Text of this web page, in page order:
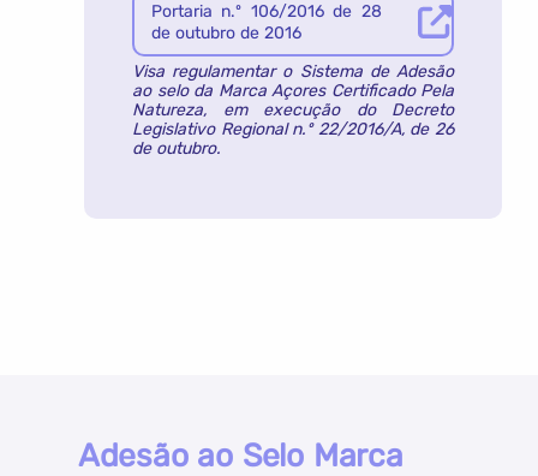
Portaria n.º 106/2016 de 28
de outubro de 2016
Visa regulamentar o Sistema de Adesão
ao selo da Marca Açores Certificado Pela
Natureza, em execução do Decreto
Legislativo Regional n.º 22/2016/A, de 26
de outubro.
Adesão ao Selo Marca